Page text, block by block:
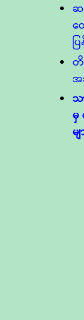
ဆ
တ
ပ
တိ
အ
သ
မှ
မျ